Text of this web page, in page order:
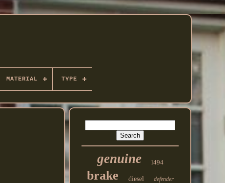
MATERIAL TYPE
genuine l494
brake diesel defender